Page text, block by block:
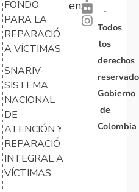
FONDO
PARA LA
REPARACIÓN
A VÍCTIMAS
SNARIV-
SISTEMA
NACIONAL
DE
ATENCIÓN Y
REPARACIÓN
INTEGRAL A
VÍCTIMAS
en:
-
Todos
los
derechos
Gobierno
de
Colombia